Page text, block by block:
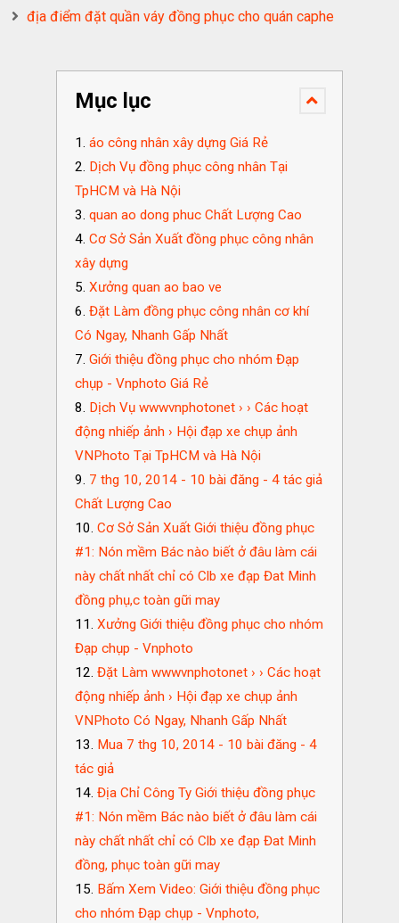
địa điểm đặt quần váy đồng phục cho quán caphe
Mục lục
áo công nhân xây dựng Giá Rẻ
Dịch Vụ đồng phục công nhân Tại
TpHCM và Hà Nội
quan ao dong phuc Chất Lượng Cao
Cơ Sở Sản Xuất đồng phục công nhân
xây dựng
Xưởng quan ao bao ve
Đặt Làm đồng phục công nhân cơ khí
Có Ngay, Nhanh Gấp Nhất
Giới thiệu đồng phục cho nhóm Đạp
chụp - Vnphoto Giá Rẻ
Dịch Vụ wwwvnphotonet › › Các hoạt
động nhiếp ảnh › Hội đạp xe chụp ảnh
VNPhoto Tại TpHCM và Hà Nội
7 thg 10, 2014 - 10 bài đăng - ‎4 tác giả
Chất Lượng Cao
Cơ Sở Sản Xuất Giới thiệu đồng phục
#1: Nón mềm Bác nào biết ở đâu làm cái
này chất nhất chỉ có Clb xe đạp Đat Minh
đồng phụ,c toàn gữi may
Xưởng Giới thiệu đồng phục cho nhóm
Đạp chụp - Vnphoto
Đặt Làm wwwvnphotonet › › Các hoạt
động nhiếp ảnh › Hội đạp xe chụp ảnh
VNPhoto Có Ngay, Nhanh Gấp Nhất
Mua 7 thg 10, 2014 - 10 bài đăng - ‎4
tác giả
Địa Chỉ Công Ty Giới thiệu đồng phục
#1: Nón mềm Bác nào biết ở đâu làm cái
này chất nhất chỉ có Clb xe đạp Đat Minh
đồng, phục toàn gữi may
Bấm Xem Video: Giới thiệu đồng phục
cho nhóm Đạp chụp - Vnphoto,